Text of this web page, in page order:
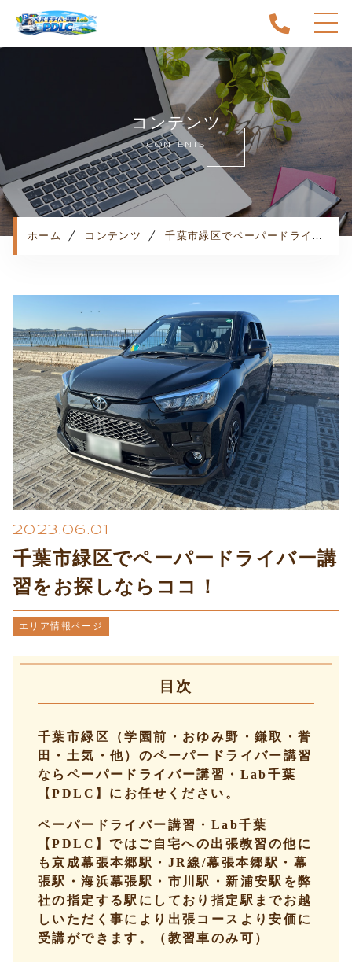
ホーム
当スクールについて
キャンペーン
料金表・コース
出張エリア
予約状況
コンテンツ
利用規約
プライバシーポリシー
コンテンツ
CONTENTS
ホーム コンテンツ 千葉市緑区でペーパードライバー講習をお探しならココ！
2023.06.01
千葉市緑区でペーパードライバー講
習をお探しならココ！
エリア情報ページ
目次
千葉市緑区（学園前・おゆみ野・鎌取・誉
田・土気・他）のペーパードライバー講習
ならペーパードライバー講習・Lab千葉
【PDLC】にお任せください。
ペーパードライバー講習・Lab千葉
【PDLC】ではご自宅への出張教習の他に
も京成幕張本郷駅・JR線/幕張本郷駅・幕
張駅・海浜幕張駅・市川駅・新浦安駅を弊
社の指定する駅にしており指定駅までお越
しいただく事により出張コースより安価に
受講ができます。（教習車のみ可）